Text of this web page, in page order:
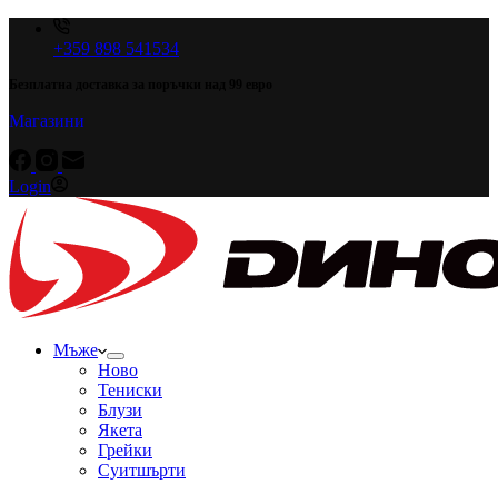
+359 898 541534
Магазини
Login
Мъже
Ново
Тениски
Блузи
Якета
Грейки
Суитшърти